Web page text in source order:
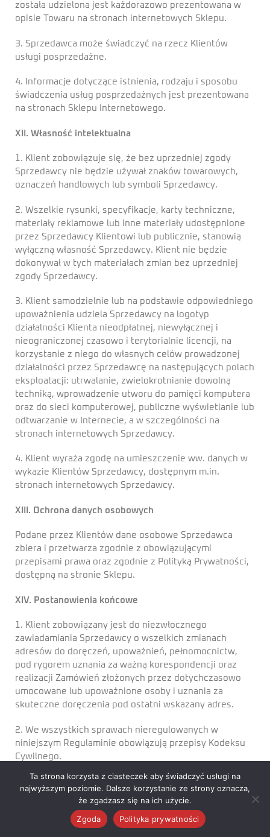
została udzielona jest każdorazowo prezentowana w
opisie Towaru na stronach internetowych Sklepu.
3. Sprzedawca może świadczyć na rzecz Klientów
usługi posprzedażne.
4. Informacje dotyczące istnienia, rodzaju i sposobu
świadczenia usług posprzedażnych jest prezentowana
na stronach Sklepu Internetowego.
XII. Własność intelektualna
1. Klient zobowiązuje się, że bez uprzedniej zgody
Sprzedawcy nie będzie używał znaków towarowych,
oznaczeń handlowych lub symboli Sprzedawcy.
2. Wszelkie rysunki, specyfikacje, karty techniczne,
materiały reklamowe lub inne materiały udostępnione
przez Sprzedawcy Klientowi lub publicznie, stanowią
wyłączną własność Sprzedawcy. Klient nie będzie
dokonywał w tych materiałach zmian bez uprzedniej
zgody Sprzedawcy.
3. Klient samodzielnie lub na podstawie odpowiedniego
upoważnienia udziela Sprzedawcy na logotyp
działalności Klienta nieodpłatnej, niewyłącznej i
nieograniczonej czasowo i terytorialnie licencji, na
korzystanie z niego do własnych celów prowadzonej
działalności przez Sprzedawcę na następujących polach
eksploatacji: utrwalanie, zwielokrotnianie dowolną
techniką, wprowadzenie utworu do pamięci komputera
oraz do sieci komputerowej, publiczne wyświetlanie lub
odtwarzanie w Internecie, a w szczególności na
stronach internetowych Sprzedawcy.
4. Klient wyraża zgodę na umieszczenie ww. danych w
wykazie Klientów Sprzedawcy, dostępnym m.in.
stronach internetowych Sprzedawcy.
XIII. Ochrona danych osobowych
Podane przez Klientów dane osobowe Sprzedawca
zbiera i przetwarza zgodnie z obowiązującymi
przepisami prawa oraz zgodnie z Polityką Prywatności,
dostępną na stronie Sklepu.
XIV. Postanowienia końcowe
1. Klient zobowiązany jest do niezwłocznego
zawiadamiania Sprzedawcy o wszelkich zmianach
adresów do doręczeń, upoważnień, pełnomocnictw,
pod rygorem uznania za ważną korespondencji oraz
realizacji Zamówień złożonych przez dotychczasowo
umocowane lub upoważnione osoby i uznania za
skuteczne doręczenia pod ostatni wskazany adres.
2. We wszystkich sprawach nieregulowanych w
niniejszym Regulaminie obowiązują przepisy Kodeksu
Cywilnego.
3. Jeżeli którekolwiek z postanowień Regulaminu
zostaną uznane na podstawie przepisów prawa za
nieważne, bezprawne lub niewykonalne w jakimkolwiek
zakresie, nie wpłynie to na ważność pozostałych
Ta strona korzysta z ciasteczek aby świadczyć usługi na
najwyższym poziomie. Dalsze korzystanie ze strony oznacza,
że zgadzasz się na ich użycie.
Zgoda
Polityka prywatności